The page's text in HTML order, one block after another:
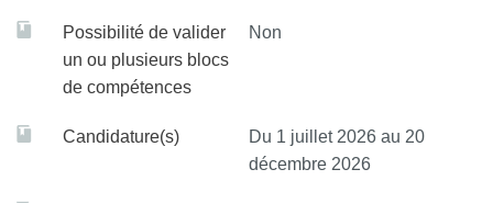
Possibilité de valider
un ou plusieurs blocs
de compétences
Non
Candidature(s)
Du 1 juillet 2026 au 20
décembre 2026